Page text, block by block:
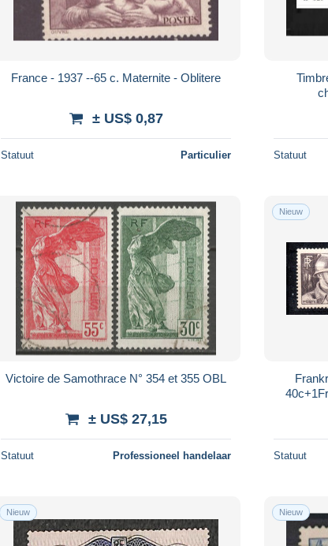
France - 1937 --65 c. Maternite - Oblitere
± US$ 0,87
Statuut Particulier Statuut
Victoire de Samothrace N° 354 et 355 OBL
± US$ 27,15
Statuut Professioneel handelaar
Nieuw
Statuut
Nieuw Nieuw